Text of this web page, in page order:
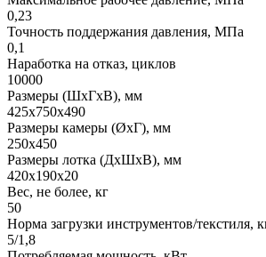
0,23
Точность поддержания давления, МПа
0,1
Наработка на отказ, циклов
10000
Размеры (ШхГхВ), мм
425х750х490
Размеры камеры (ØхГ), мм
250х450
Размеры лотка (ДхШхВ), мм
420х190х20
Вес, не более, кг
50
Норма загрузки инструментов/текстиля,
5/1,8